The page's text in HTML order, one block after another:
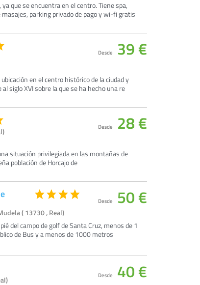
que se encuentra en el centro. Tiene spa,
parking privado de pago y wi-fi gratis
en el centro histórico de la ciudad y
siglo XVI sobre la que se ha hecho una re
Desde 39 €
situación privilegiada en las montañas de
población de Horcajo de
Desde 28 €
( 13730 , Real)
del campo de golf de Santa Cruz, menos de 1
de Bus y a menos de 1000 metros
Desde 50 €
Desde 40 €